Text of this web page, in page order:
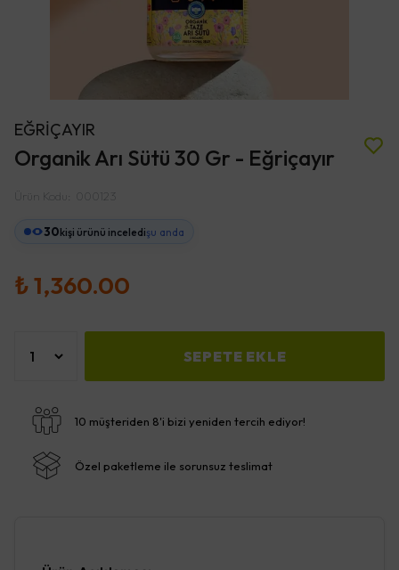
EĞRİÇAYIR
Organik Arı Sütü 30 Gr - Eğriçayır
Ürün Kodu : 000123
30kişi ürünü inceledişu anda
₺ 1,360.00
SEPETE EKLE
10 müşteriden 8'i bizi yeniden tercih ediyor!
Özel paketleme ile sorunsuz teslimat